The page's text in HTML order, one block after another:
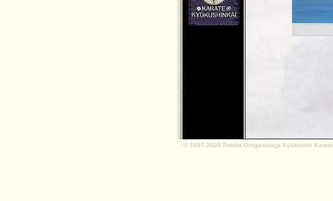
© 1997-2026 Polska Oraganizacja Kyokushin Karate